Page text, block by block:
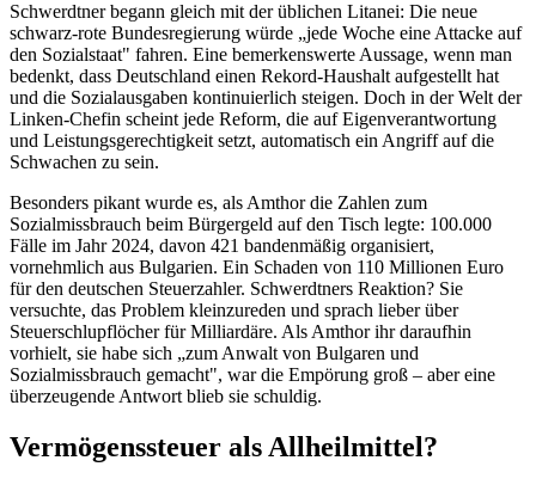
Schwerdtner begann gleich mit der üblichen Litanei: Die neue
schwarz-rote Bundesregierung würde „jede Woche eine Attacke auf
den Sozialstaat" fahren. Eine bemerkenswerte Aussage, wenn man
bedenkt, dass Deutschland einen Rekord-Haushalt aufgestellt hat
und die Sozialausgaben kontinuierlich steigen. Doch in der Welt der
Linken-Chefin scheint jede Reform, die auf Eigenverantwortung
und Leistungsgerechtigkeit setzt, automatisch ein Angriff auf die
Schwachen zu sein.
Besonders pikant wurde es, als Amthor die Zahlen zum
Sozialmissbrauch beim Bürgergeld auf den Tisch legte: 100.000
Fälle im Jahr 2024, davon 421 bandenmäßig organisiert,
vornehmlich aus Bulgarien. Ein Schaden von 110 Millionen Euro
für den deutschen Steuerzahler. Schwerdtners Reaktion? Sie
versuchte, das Problem kleinzureden und sprach lieber über
Steuerschlupflöcher für Milliardäre. Als Amthor ihr daraufhin
vorhielt, sie habe sich „zum Anwalt von Bulgaren und
Sozialmissbrauch gemacht", war die Empörung groß – aber eine
überzeugende Antwort blieb sie schuldig.
Vermögenssteuer als Allheilmittel?